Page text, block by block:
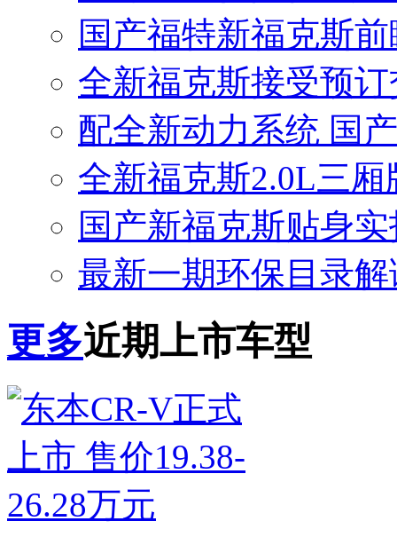
国产福特新福克斯
全新福克斯接受预
配全新动力系统 国
全新福克斯2.0L三
国产新福克斯贴身
最新一期环保目录
更多近期上市车型